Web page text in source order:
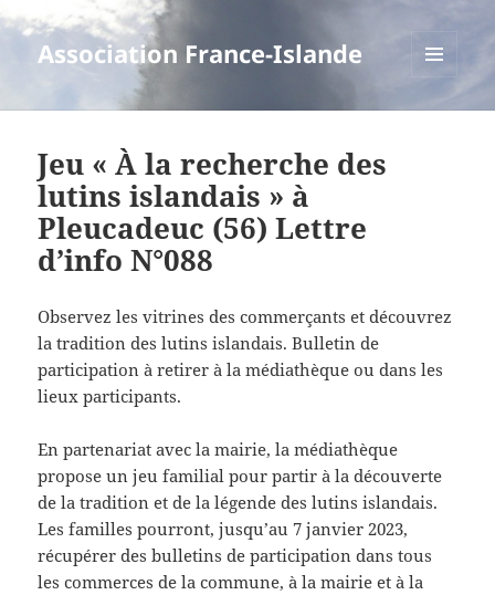
Association France-Islande
Jeu « À la recherche des
lutins islandais » à
Pleucadeuc (56) Lettre
d’info N°088
Observez les vitrines des commerçants et découvrez
la tradition des lutins islandais. Bulletin de
participation à retirer à la médiathèque ou dans les
lieux participants.
En partenariat avec la mairie, la médiathèque
propose un jeu familial pour partir à la découverte
de la tradition et de la légende des lutins islandais.
Les familles pourront, jusqu’au 7 janvier 2023,
récupérer des bulletins de participation dans tous
les commerces de la commune, à la mairie et à la